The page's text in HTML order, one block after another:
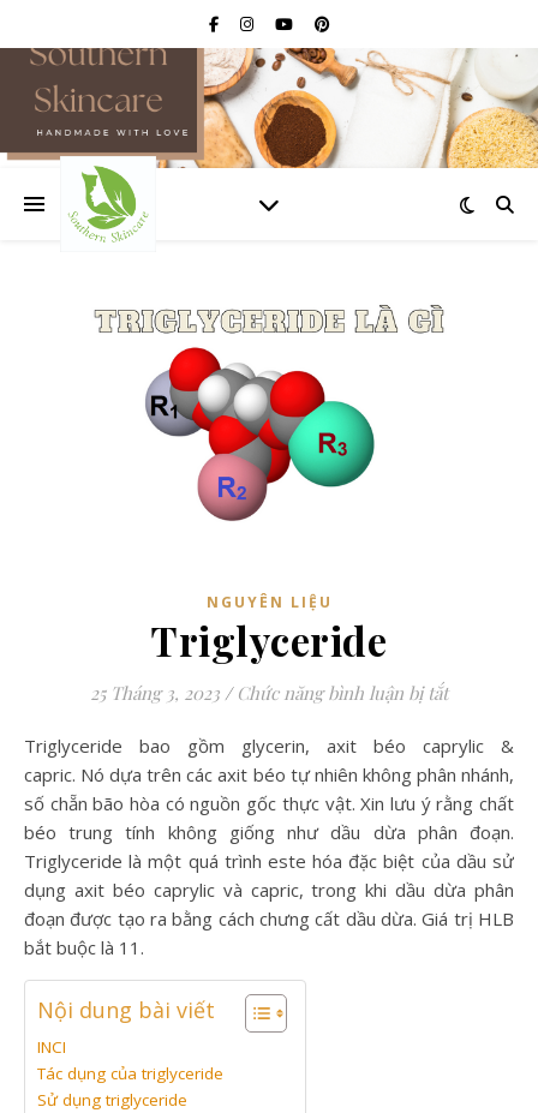
NGUYÊN LIỆU
Triglyceride
25 Tháng 3, 2023 / Chức năng bình luận bị tắtở
Triglyceride bao gồm glycerin, axit béo caprylic &
capric. Nó dựa trên các axit béo tự nhiên không phân nhánh,
số chẵn bão hòa có nguồn gốc thực vật. Xin lưu ý rằng chất
béo trung tính không giống như dầu dừa phân đoạn.
Triglyceride là một quá trình este hóa đặc biệt của dầu sử
dụng axit béo caprylic và capric, trong khi dầu dừa phân
đoạn được tạo ra bằng cách chưng cất dầu dừa. Giá trị HLB
bắt buộc là 11.
Nội dung bài viết
INCI
Tác dụng của triglyceride
Sử dụng triglyceride